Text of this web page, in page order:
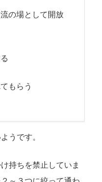
の場として開放
もらう
うです。
持ちを禁止していま